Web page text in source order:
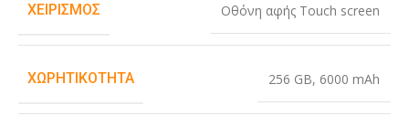
ΧΕΙΡΙΣΜΌΣ Οθόνη αφής Touch screen
ΧΩΡΗΤΙΚΌΤΗΤΑ 256 GB, 6000 mAh